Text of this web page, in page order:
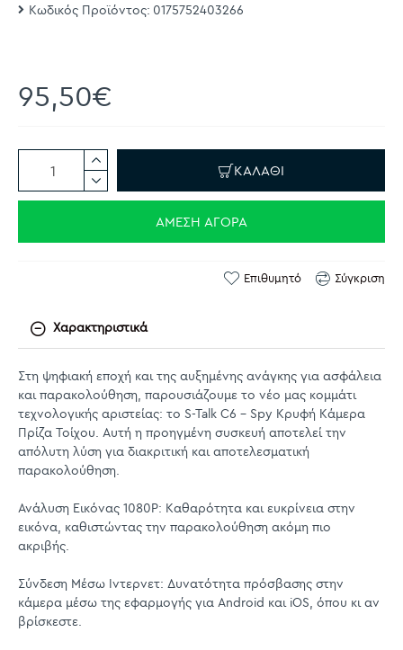
Κωδικός Προϊόντος: 0175752403266
95,50€
ΚΑΛΆΘΙ
ΆΜΕΣΗ ΑΓΟΡΆ
Επιθυμητό Σύγκριση
Χαρακτηριστικά
Στη ψηφιακή εποχή και της αυξημένης ανάγκης για ασφάλεια
και παρακολούθηση, παρουσιάζουμε το νέο μας κομμάτι
τεχνολογικής αριστείας: το S-Talk C6 - Spy Κρυφή Κάμερα
Πρίζα Τοίχου. Αυτή η προηγμένη συσκευή αποτελεί την
απόλυτη λύση για διακριτική και αποτελεσματική
παρακολούθηση.
Ανάλυση Εικόνας 1080P: Καθαρότητα και ευκρίνεια στην
εικόνα, καθιστώντας την παρακολούθηση ακόμη πιο
ακριβής.
Σύνδεση Μέσω Ιντερνετ: Δυνατότητα πρόσβασης στην
κάμερα μέσω της εφαρμογής για Android και iOS, όπου κι αν
βρίσκεστε.